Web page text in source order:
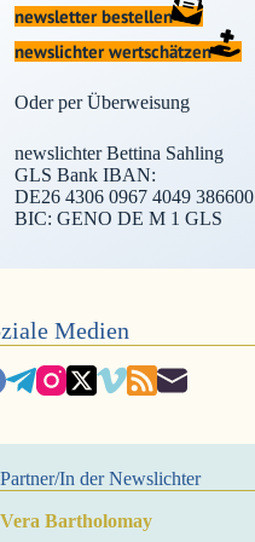
newsletter bestellen
newslichter wertschätzen
Oder per Überweisung
newslichter Bettina Sahling
GLS Bank IBAN:
DE26 4306 0967 4049 386600
BIC: GENO DE M 1 GLS
Medien
Partner/In der Newslichter
Vera Bartholomay